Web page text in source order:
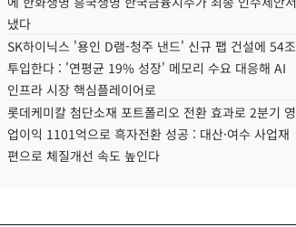
냈다
SK하이닉스 '용인 D램-청주 낸드' 신규 팹 건설에 54조
투입한다 : '연평균 19% 성장' 메모리 수요 대응해 AI
인프라 시장 핵심플레이어로
롯데케미칼 첨단소재 포트폴리오 전환 효과로 2분기 영
업이익 1101억으로 흑자전환 성공 : 대산·여수 사업재
편으로 체질개선 속도 높인다